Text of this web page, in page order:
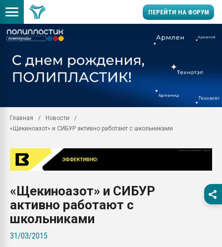
ПЕРЕЙТИ НА ФОРУМ
заводу пластмасс"
28.07.2026
пластмасс
28.07.2026
Главная
Новости
«Щекиноазот» и СИБУР активно работают с школьниками
«Щекиноазот» и СИБУР
активно работают с
школьниками
31/03/2015